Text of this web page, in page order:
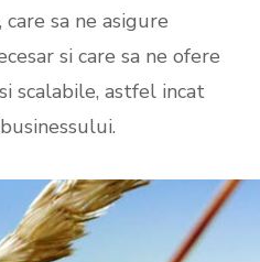
sa ne asigure
si care sa ne ofere
scalabile, astfel incat